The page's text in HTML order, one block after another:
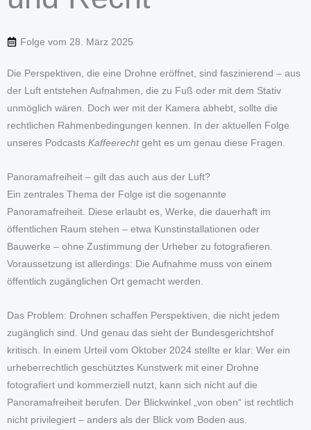
Folge vom 28. März 2025
Die Perspektiven, die eine Drohne eröffnet, sind faszinierend – aus
der Luft entstehen Aufnahmen, die zu Fuß oder mit dem Stativ
unmöglich wären. Doch wer mit der Kamera abhebt, sollte die
rechtlichen Rahmenbedingungen kennen. In der aktuellen Folge
unseres Podcasts Kaffeerechtgeht es um genau diese Fragen.
Panoramafreiheit – gilt das auch aus der Luft?
Ein zentrales Thema der Folge ist die sogenannte
Panoramafreiheit. Diese erlaubt es, Werke, die dauerhaft im
öffentlichen Raum stehen – etwa Kunstinstallationen oder
Bauwerke – ohne Zustimmung der Urheber zu fotografieren.
Voraussetzung ist allerdings: Die Aufnahme muss von einem
öffentlich zugänglichen Ort gemacht werden.
Das Problem: Drohnen schaffen Perspektiven, die nicht jedem
zugänglich sind. Und genau das sieht der Bundesgerichtshof
kritisch. In einem Urteil vom Oktober 2024 stellte er klar: Wer ein
urheberrechtlich geschütztes Kunstwerk mit einer Drohne
fotografiert und kommerziell nutzt, kann sich nicht auf die
Panoramafreiheit berufen. Der Blickwinkel „von oben“ ist rechtlich
nicht privilegiert – anders als der Blick vom Boden aus.